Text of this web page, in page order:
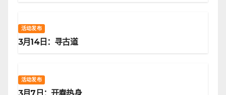
活动发布
3月14日：寻古道
活动发布